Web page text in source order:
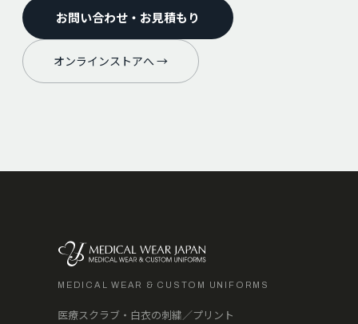
お問い合わせ・お見積もり
オンラインストアへ →
MEDICAL WEAR & CUSTOM UNIFORMS
医療スクラブ・白衣の刺繍／プリント